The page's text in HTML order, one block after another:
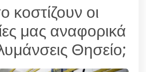
κοστίζουν οι
μας αναφορικά
Θησείο;